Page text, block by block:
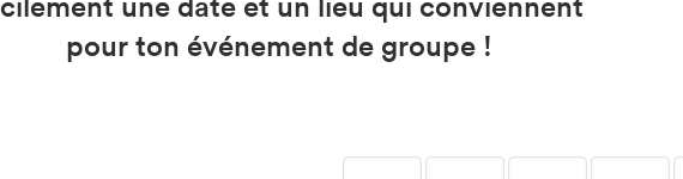
pour ton événement de groupe !